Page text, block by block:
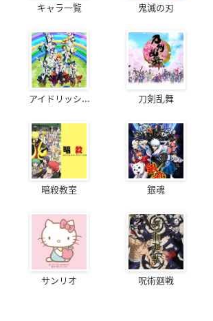
キャラ一覧 鬼滅の刃
アイドリッシ... 刀剣乱舞
暗殺教室 銀魂
サンリオ 呪術廻戦